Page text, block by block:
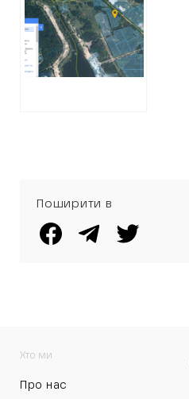
“Патріот”
Поширити в
Хто ми
Про нас